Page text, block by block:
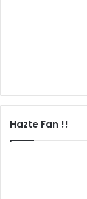
Hazte Fan !!